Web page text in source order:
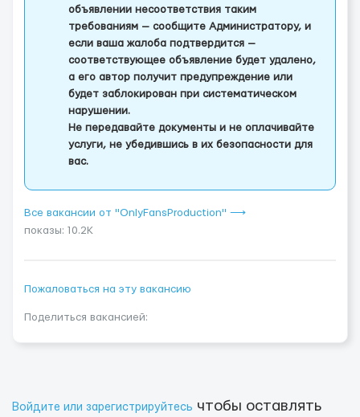
объявлении несоответствия таким
требованиям — сообщите Администратору, и
если ваша жалоба подтвердится —
соответствующее объявление будет удалено,
а его автор получит предупреждение или
будет заблокирован при систематическом
нарушении.
Не передавайте документы и не оплачивайте
услуги, не убедившись в их безопасности для
вас.
Все вакансии от "OnlyFansProduction" ⟶
показы: 10.2K
Пожаловаться на эту вакансию
Поделиться вакансией:
Войдите или зарегистрируйтесь чтобы оставлять